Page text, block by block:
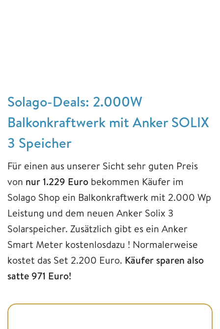
Solago-Deals: 2.000W
Balkonkraftwerk mit Anker SOLIX
3 Speicher
Für einen aus unserer Sicht sehr guten Preis
von nur 1.229 Euro bekommen Käufer im
Solago Shop ein Balkonkraftwerk mit 2.000 Wp
Leistung und dem neuen Anker Solix 3
Solarspeicher. Zusätzlich gibt es ein Anker
Smart Meter kostenlosdazu ! Normalerweise
kostet das Set 2.200 Euro. Käufer sparen also
satte 971 Euro!